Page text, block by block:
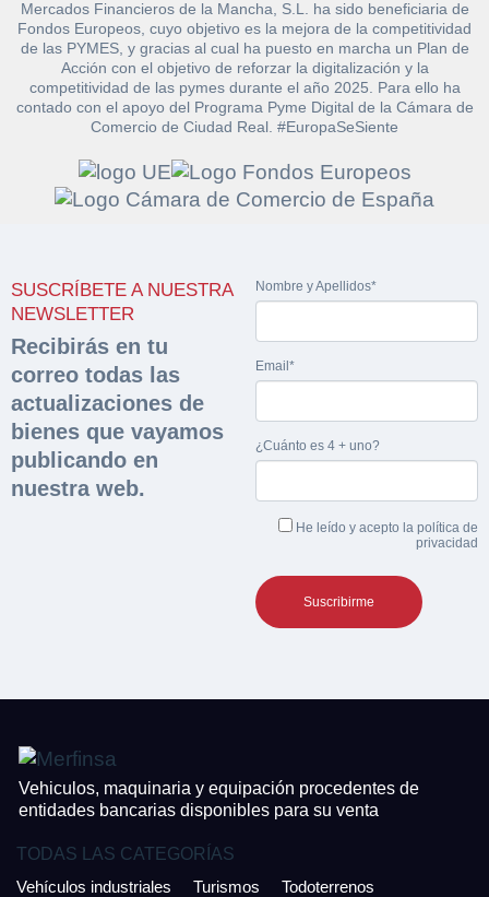
Mercados Financieros de la Mancha, S.L. ha sido beneficiaria de
Fondos Europeos, cuyo objetivo es la mejora de la competitividad
de las PYMES, y gracias al cual ha puesto en marcha un Plan de
Acción con el objetivo de reforzar la digitalización y la
competitividad de las pymes durante el año 2025. Para ello ha
contado con el apoyo del Programa Pyme Digital de la Cámara de
Comercio de Ciudad Real. #EuropaSeSiente
SUSCRÍBETE A NUESTRA
NEWSLETTER
Recibirás en tu
correo todas las
actualizaciones de
bienes que vayamos
publicando en
nuestra web.
Nombre y Apellidos*
Email*
¿Cuánto es 4 + uno?
He leído y acepto la política de
privacidad
Vehiculos, maquinaria y equipación procedentes de
entidades bancarias disponibles para su venta
TODAS LAS CATEGORÍAS
Vehículos industriales
Turismos Todoterrenos
documentación
sobre la peritación
Rellene este formulario y recibirá en su email el
enlace para descargar la documentación
Nombre y Apellidos*
Hacer Oferta
Razón social*
Teléfono*
Nombre y Apellidos*
Acepto la Política de Privacidad y las Condiciones de Uso.
continuación confirma que estás de acuerdo con ambas.
Sobre Merfinsa
Venta de bienes muebles
Vehículos